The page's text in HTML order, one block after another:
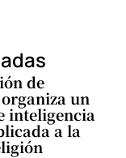
de
un
inteligencia
a la